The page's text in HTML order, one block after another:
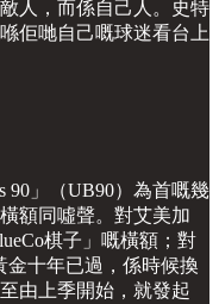
人，而係自己人。史特
佢哋自己嘅球迷看台上
90」（UB90）為首嘅幾
額同噓聲。對艾美加
棋子」嘅橫額；對
金十年已過，係時候換
由上季開始，就發起